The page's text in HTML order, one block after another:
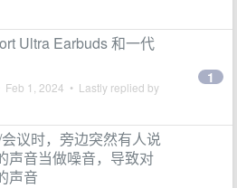
Ultra Earbuds 和一代
Feb 1, 2024 • Lastly replied by
1
议时，旁边突然有人说
声音当做噪音，导致对
声音